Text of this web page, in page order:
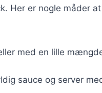
Her er nogle måder
med en lille
sauce og server